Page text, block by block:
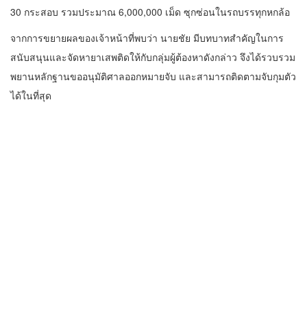
30 กระสอบ รวมประมาณ 6,000,000 เม็ด ซุกซ่อนในรถบรรทุกหกล้อ
จากการขยายผลของเจ้าหน้าที่พบว่า นายชัย มีบทบาทสำคัญในการ
สนับสนุนและจัดหายาเสพติดให้กับกลุ่มผู้ต้องหาดังกล่าว จึงได้รวบรวม
พยานหลักฐานขออนุมัติศาลออกหมายจับ และสามารถติดตามจับกุมตัว
ได้ในที่สุด